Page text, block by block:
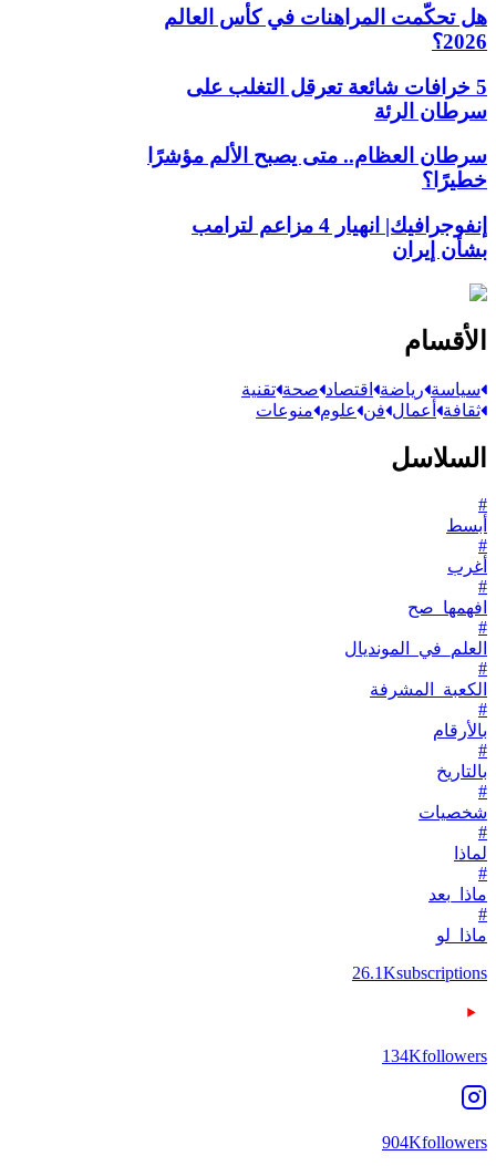
هل تحكّمت المراهنات في كأس العالم
2026؟
5 خرافات شائعة تعرقل التغلب على
سرطان الرئة
سرطان العظام.. متى يصبح الألم مؤشرًا
خطيرًا؟
إنفوجرافيك| انهيار 4 مزاعم لترامب
بشأن إيران
الأقسام
سياسة رياضة اقتصاد صحة تقنية
ثقافة أعمال فن علوم منوعات
السلاسل
#
أبسط
#
أغرب
#
افهمها_صح
#
العلم_في_المونديال
#
الكعبة_المشرفة
#
بالأرقام
#
بالتاريخ
#
شخصيات
#
لماذا
#
ماذا_بعد
#
ماذا_لو
26.1Ksubscriptions
134Kfollowers
904Kfollowers